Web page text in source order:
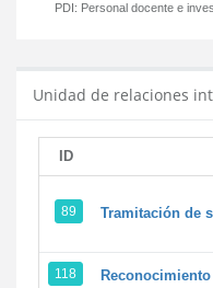
PDI: Personal docente e
Unidad de relaciones
ID
89 Tramitación de
118